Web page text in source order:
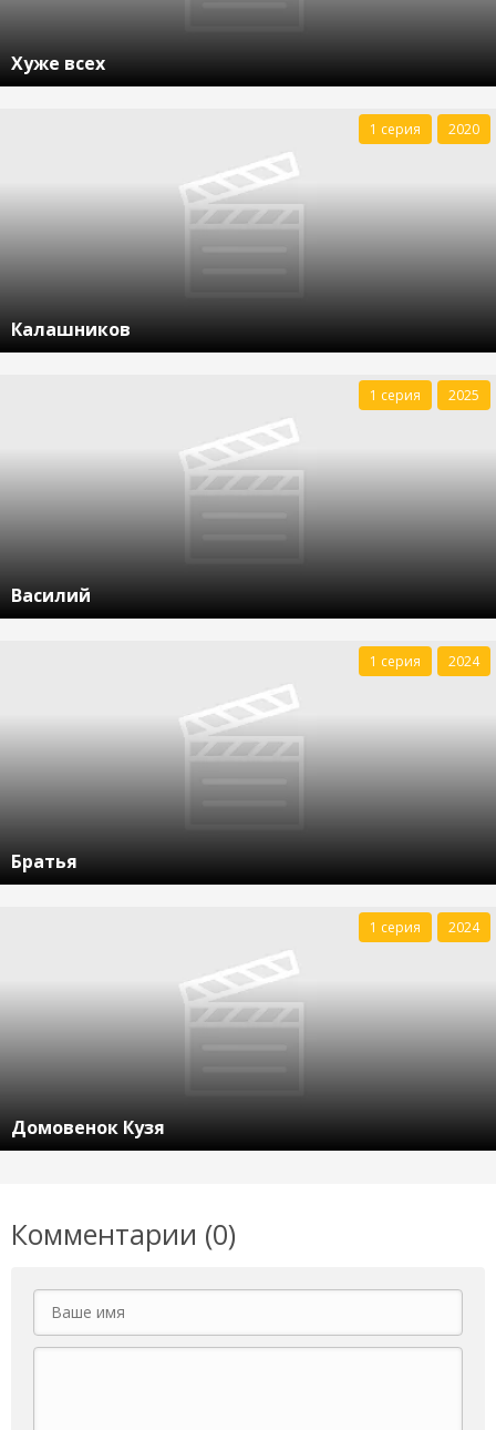
Хуже всех
Калашников
1 серия 2020
Василий
1 серия 2025
Братья
1 серия 2024
Домовенок Кузя
1 серия 2024
Комментарии (0)